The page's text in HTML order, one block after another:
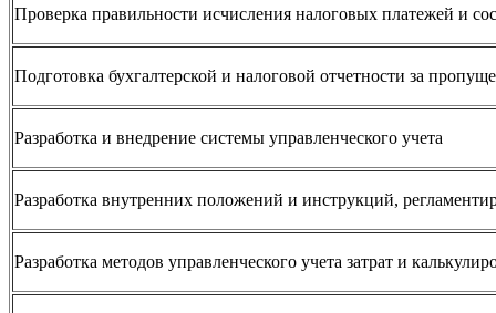
Проверка правильности исчисления налоговых платежей и
Подготовка бухгалтерской и налоговой отчетности за
Разработка и внедрение системы управленческого учета
Разработка внутренних положений и инструкций,
Разработка методов управленческого учета затрат и